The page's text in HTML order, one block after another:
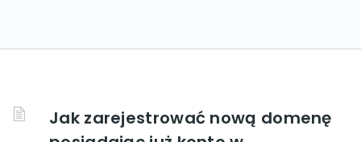
Jak zarejestrować nową domenę